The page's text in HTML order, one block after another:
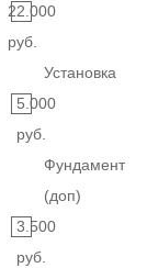
22.000
руб.
Установка
5.000
руб.
Фундамент
(доп)
3.500
руб.